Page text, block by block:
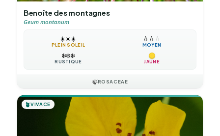
Benoîte des montagnes
Geum montanum
☀️☀️☀️
PLEIN SOLEIL
💧 💧 💧
MOYEN
❄️❄️❄️
RUSTIQUE JAUNE
🍃ROSACEAE
🪴VIVACE